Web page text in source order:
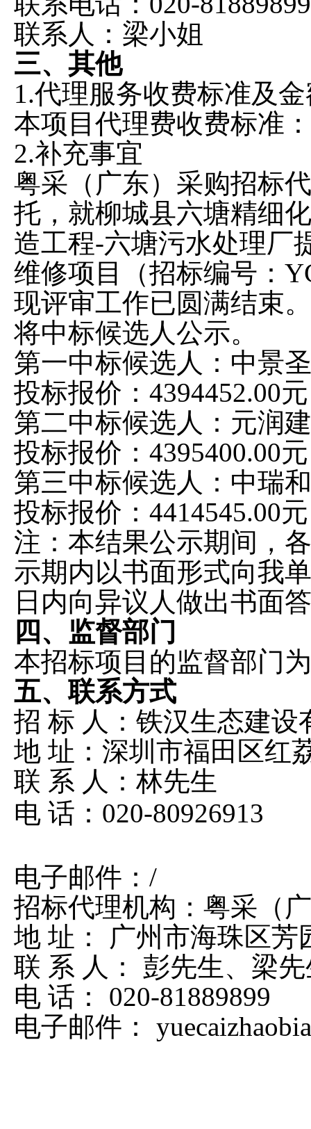
联系人：梁小姐
三、其他
1.代理服务收费标准及
本项目代理费收费标准
2.补充事宜
粤采（广东）采购招标
托，就柳城县六塘精细
造工程-六塘污水处理厂
维修项目（招标编号：
现评审工作已圆满结束
将中标候选人公示。
第一中标候选人：中景
投标报价： 4394452.00元
第二中标候选人：元润
投标报价： 4395400.00元
第三中标候选人：中瑞
投标报价： 4414545.00元
注：本结果公示期间，
示期内以书面形式向我
日内向异议人做出书面
四、监督部门
本招标项目的监督部门
五、联系方式
招 标 人：铁汉生态建设
地 址：深圳市福田区红
联 系 人：林先生
电 话： 020-80926913
电子邮件： /
招标代理机构：粤采（
地 址：
广州市海珠区芳
联 系 人：
彭先生、梁
电 话：
020-81889899
电子邮件：